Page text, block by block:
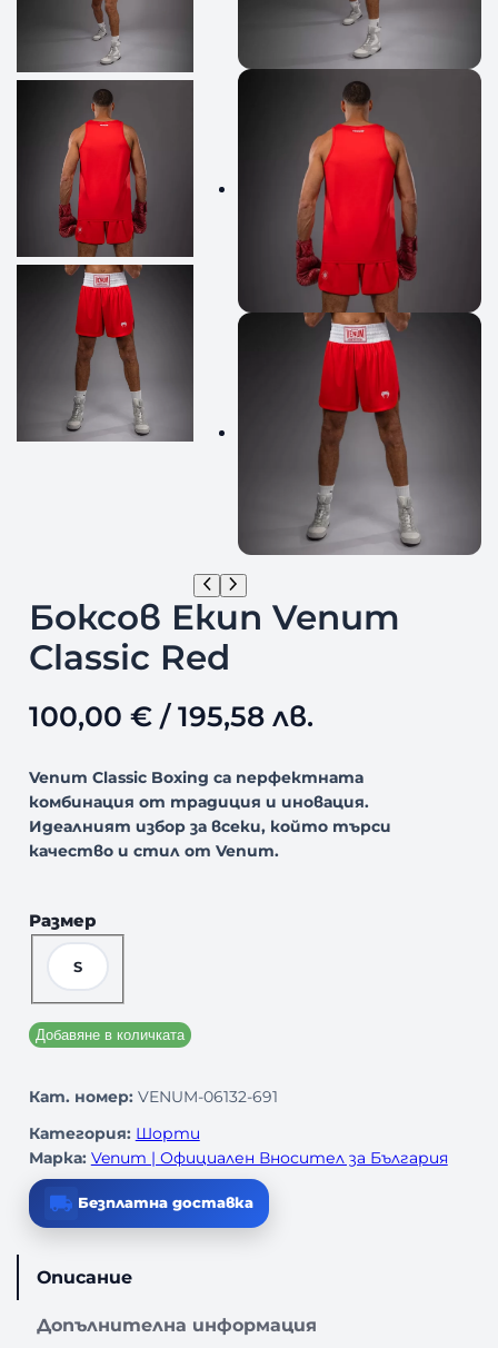
Боксов Екип Venum
Classic Red
100,00 €/ 195,58 лв.
Venum Classic Boxing са перфектната
комбинация от традиция и иновация.
Идеалният избор за всеки, който търси
качество и стил от Venum.
Размер
S
Добавяне в количката
Кат. номер: VENUM-06132-691
Категория: Шорти
Марка: Venum | Официален Вносител за България
Безплатна доставка
Описание
Допълнителна информация